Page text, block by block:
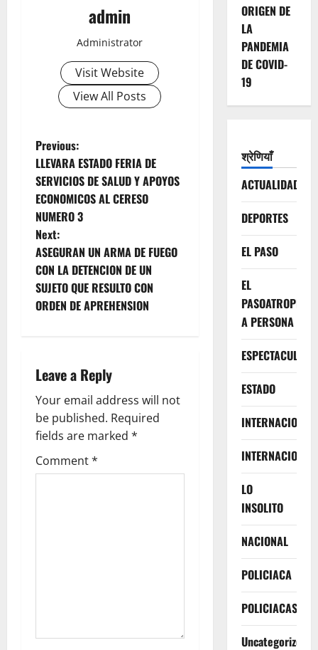
admin
Administrator
Visit Website
View All Posts
P
o
s
t
n
a
g
a
t
i
Previous:
LLEVARA ESTADO FERIA DE
SERVICIOS DE SALUD Y APOYOS
ECONOMICOS AL CERESO
NUMERO 3
Next:
ASEGURAN UN ARMA DE FUEGO
CON LA DETENCION DE UN
SUJETO QUE RESULTO CON
ORDEN DE APREHENSION
Leave a Reply
Your email address will not
be published. Required
fields are marked *
Comment*
ORIGEN DE
LA
PANDEMIA
DE COVID-
19
श्रेणियाँ
ACTUALIDAD
DEPORTES
EL PASO
EL
A PERSONA
ESPECTACULOS
ESTADO
INTERNACIONA
INTERNACIONAL
LO
INSOLITO
NACIONAL
POLICIACA
POLICIACAS
Uncategorized